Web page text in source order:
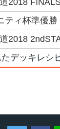
ティ杯準優勝
2018
デッキレシ